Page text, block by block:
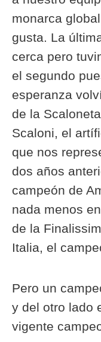
monarca
gusta. La
cerca pero
el segundo
esperanza
de la
Scaloni, el
que nos
dos años
campeón de
nada menos
de la
Italia, el
Pero un
y del otro lado
vigente